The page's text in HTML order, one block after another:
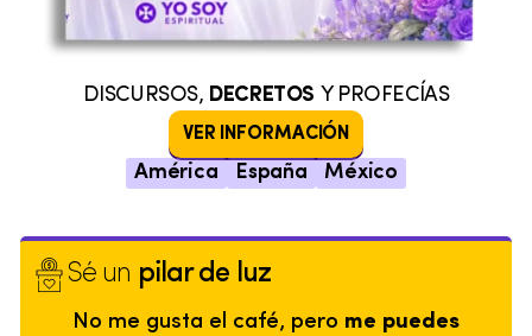
DISCURSOS, DECRETOS Y PROFECÍAS
VER INFORMACIÓN
América España México
Sé un pilar de luz
No me gusta el café, pero me puedes